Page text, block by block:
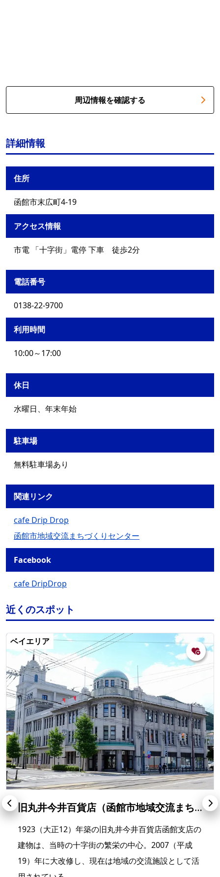
周辺情報を確認する
詳細情報
住所
函館市末広町4-19
アクセス情報
市電 「十字街」電停 下車 徒歩2分
電話番号
0138-22-9700
利用時間
10:00～17:00
休日
水曜日、年末年始
駐車場
無料駐車場あり
関連リンク
cafe Drip Drop
函館市地域交流まちづくりセンター
Facebook
cafe DripDrop
近くのスポット
ベイエリア
旧丸井今井百貨店（函館市地域交流まちづくりセンター）
1923（大正12）年築の旧丸井今井百貨店函館支店の
建物は、当時の十字街の繁栄の中心。2007（平成
19）年に大改修し、現在は地域の交流施設として活